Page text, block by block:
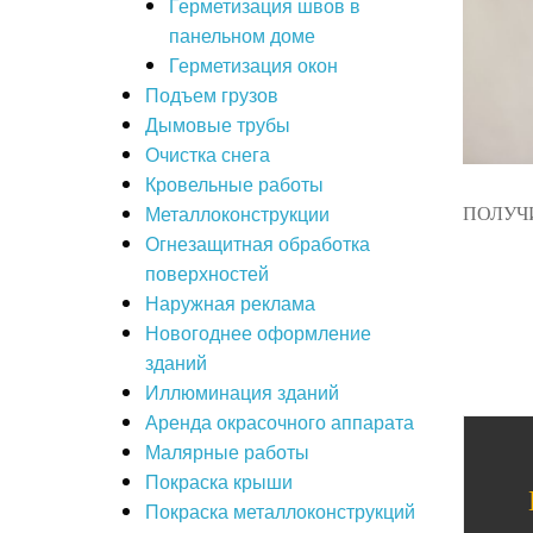
панельном доме
Герметизация окон
Подъем грузов
Дымовые трубы
Очистка снега
Кровельные работы
Металлоконструкции
Огнезащитная обработка
поверхностей
Наружная реклама
Новогоднее оформление
зданий
Иллюминация зданий
Аренда окрасочного аппарата
Малярные работы
Покраска крыши
Покраска металлоконструкций